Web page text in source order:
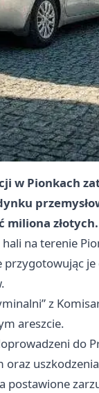
w Pionkach
miliona złotych.
hali na terenie
z
areszcie.
do
oraz
postawione